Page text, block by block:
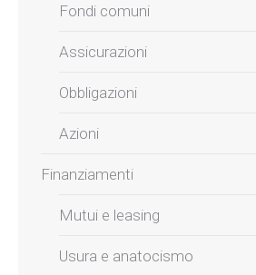
Fondi comuni
Assicurazioni
Obbligazioni
Azioni
Finanziamenti
Mutui e leasing
Usura e anatocismo